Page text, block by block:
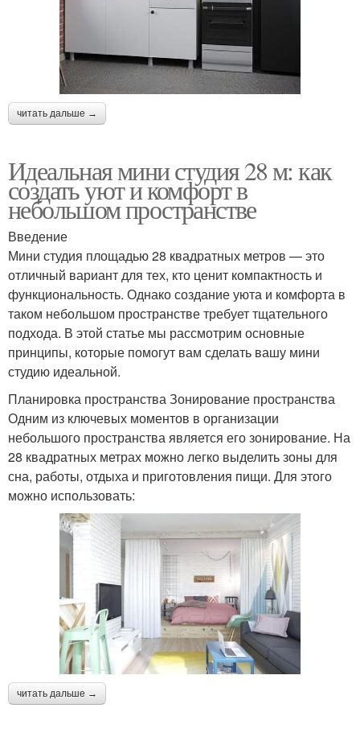
читать дальше →
Идеальная мини студия 28 м: как
создать уют и комфорт в
небольшом пространстве
Введение
Мини студия площадью 28 квадратных метров — это
отличный вариант для тех, кто ценит компактность и
функциональность. Однако создание уюта и комфорта в
таком небольшом пространстве требует тщательного
подхода. В этой статье мы рассмотрим основные
принципы, которые помогут вам сделать вашу мини
студию идеальной.
Планировка пространства Зонирование пространства
Одним из ключевых моментов в организации
небольшого пространства является его зонирование. На
28 квадратных метрах можно легко выделить зоны для
сна, работы, отдыха и приготовления пищи. Для этого
можно использовать:
читать дальше →